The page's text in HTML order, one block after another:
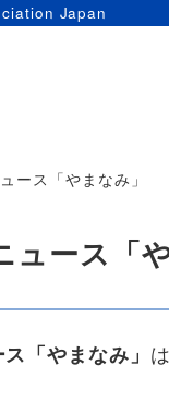
Japan
ース「やまなみ」
ース「
「やまなみ」